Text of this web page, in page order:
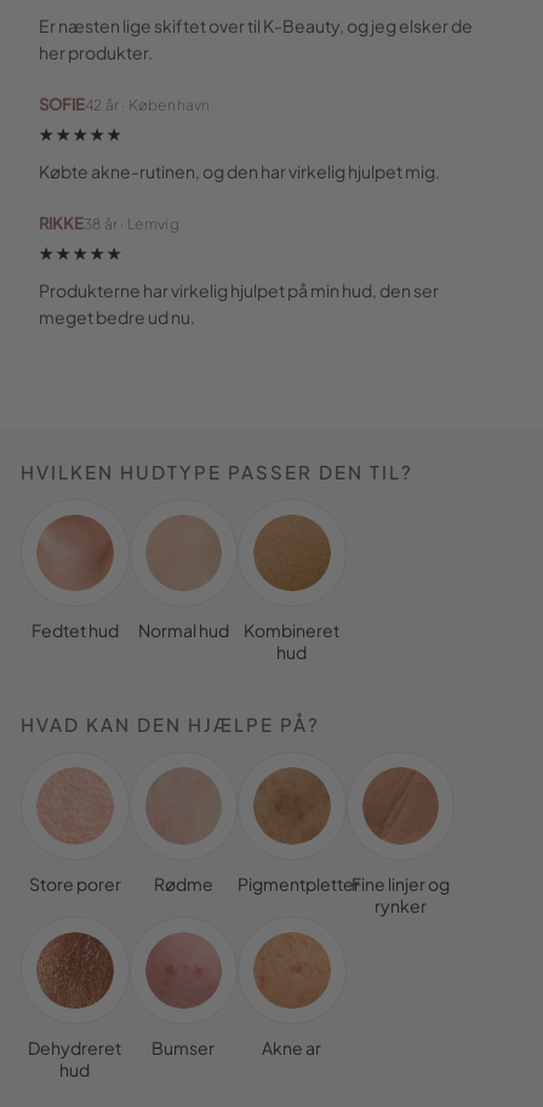
Er næsten lige skiftet over til K-Beauty, og jeg elsker de
her produkter.
SOFIE42 år · København
★★★★★
Købte akne-rutinen, og den har virkelig hjulpet mig.
RIKKE38 år · Lemvig
★★★★★
Produkterne har virkelig hjulpet på min hud, den ser
meget bedre ud nu.
HVILKEN HUDTYPE PASSER DEN TIL?
Fedtet hud Normal hud
Kombineret
hud
HVAD KAN DEN HJÆLPE PÅ?
Store porer Rødme PigmentpletterFine linjer og
rynker
Dehydreret
hud
Bumser Akne ar